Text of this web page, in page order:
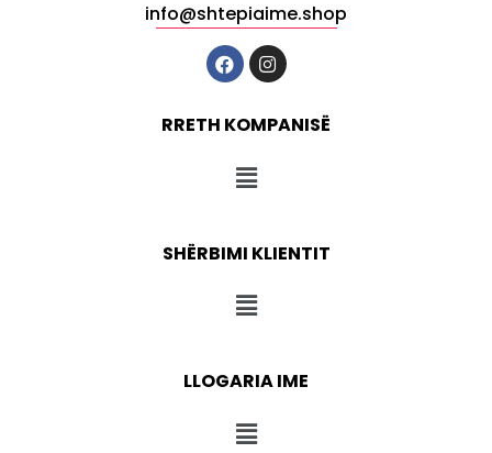
info@shtepiaime.shop
RRETH KOMPANISË
SHËRBIMI KLIENTIT
LLOGARIA IME